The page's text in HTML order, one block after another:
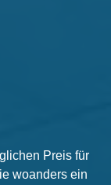
Preis für
woanders ein